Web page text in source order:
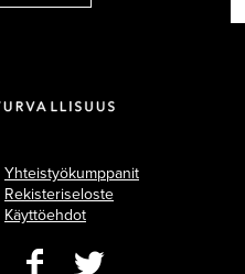
Yhteistyökumppanit
Rekisteriseloste
Käyttöehdot